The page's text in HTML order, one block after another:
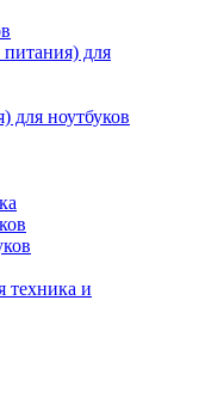
питания) для
для ноутбуков
техника и